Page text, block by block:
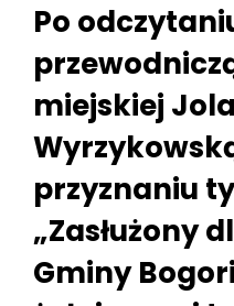
Po
miejskiej
przyznaniu
„Zasłużony
Gminy